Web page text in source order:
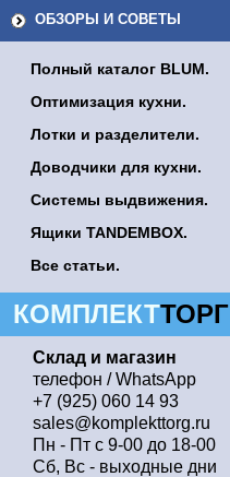
ОБЗОРЫ И СОВЕТЫ
Полный каталог BLUM.
Оптимизация кухни.
Лотки и разделители.
Доводчики для кухни.
Системы выдвижения.
Ящики TANDEMBOX.
Все статьи.
КОМПЛЕКТТОРГ
Склад и магазин
телефон / WhatsApp
+7 (925) 060 14 93
sales@komplekttorg.ru
Пн - Пт с 9-00 до 18-00
Сб, Вс - выходные дни